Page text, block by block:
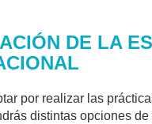
DE LA
por realizar las
distintas opciones